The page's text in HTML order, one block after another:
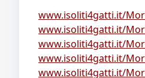
www.isoliti4gatti.it/
www.isoliti4gatti.it/
www.isoliti4gatti.it/
www.isoliti4gatti.it/
www.isoliti4gatti.it/